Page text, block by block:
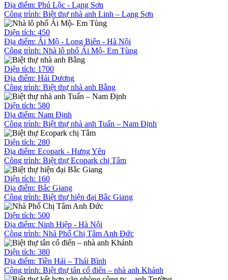
Địa điểm: Phú Lộc - Lạng Sơn
Công trình: Biệt thự nhà anh Linh – Lạng Sơn
Diện tích: 450
Địa điểm: Ái Mộ - Long Biên - Hà Nội
Công trình: Nhà lô phố Ái Mộ- Em Tùng
Diện tích: 1700
Địa điểm: Hải Dương
Công trình: Biệt thự nhà anh Bằng
Diện tích: 580
Địa điểm: Nam Định
Công trình: Biệt thự nhà anh Tuấn – Nam Định
Diện tích: 280
Địa điểm: Ecopark - Hưng Yên
Công trình: Biệt thự Ecopark chị Tâm
Diện tích: 160
Địa điểm: Bắc Giang
Công trình: Biệt thự hiện đại Bắc Giang
Diện tích: 500
Địa điểm: Ninh Hiệp - Hà Nội
Công trình: Nhà Phố Chị Tâm Anh Đức
Diện tích: 380
Địa điểm: Tiền Hải – Thái Bình
Công trình: Biệt thự tân cổ điển – nhà anh Khánh